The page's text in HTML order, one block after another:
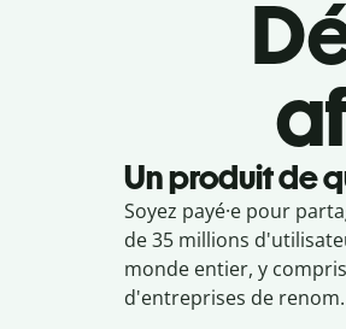
Un produit de
Soyez payé·e pour
de 35 millions
monde entier, y
d'entreprises de renom.